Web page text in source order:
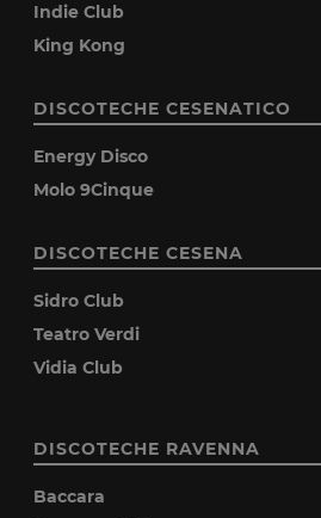
Indie Club
King Kong
DISCOTECHE CESENATICO
Energy Disco
Molo 9Cinque
DISCOTECHE CESENA
Sidro Club
Teatro Verdi
Vidia Club
DISCOTECHE RAVENNA
Baccara